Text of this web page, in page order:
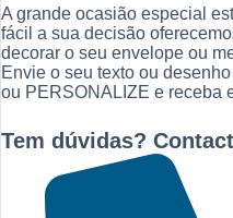
A grande ocasião especial
fácil a sua decisão
decorar o seu envelope ou
Envie o seu texto ou
ou PERSONALIZE e receba
Tem dúvidas?